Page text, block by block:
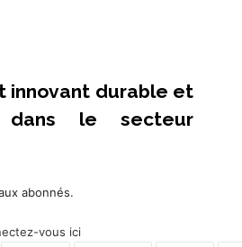
innovant durable et
le secteur
abonnés.
vous ici